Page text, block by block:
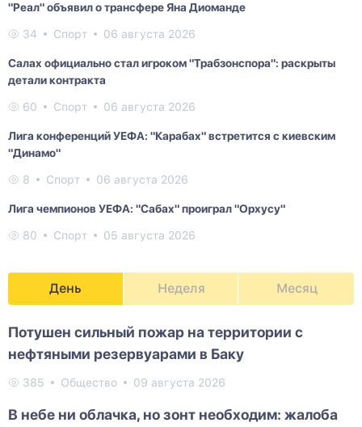
"Реал" объявил о трансфере Яна Диоманде
34 Спорт 06 августа 2026
Салах официально стал игроком "Трабзонспора": раскрыты
детали контракта
60 Спорт 06 августа 2026
Лига конференций УЕФА: "Карабах" встретится с киевским
"Динамо"
8 Спорт 06 августа 2026
Лига чемпионов УЕФА: "Сабах" проиграл "Орхусу"
80 Спорт 05 августа 2026
День Неделя Месяц
Потушен сильный пожар на территории с
нефтяными резервуарами в Баку
385 Общество 09 августа 2026
В небе ни облачка, но зонт необходим: жалоба